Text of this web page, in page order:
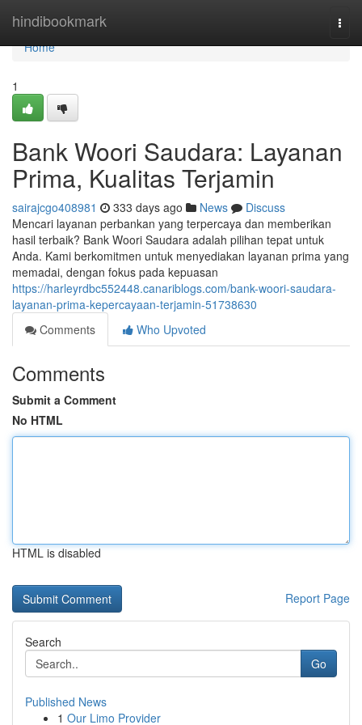
hindibookmark
Home
Home
1
Bank Woori Saudara: Layanan
Prima, Kualitas Terjamin
sairajcgo408981 333 days ago News
Discuss
Mencari layanan perbankan yang terpercaya dan memberikan
hasil terbaik? Bank Woori Saudara adalah pilihan tepat untuk
Anda. Kami berkomitmen untuk menyediakan layanan prima yang
memadai, dengan fokus pada kepuasan
https://harleyrdbc552448.canariblogs.com/bank-woori-saudara-
layanan-prima-kepercayaan-terjamin-51738630
Comments
Who Upvoted
Comments
Submit a Comment
No HTML
HTML is disabled
Report Page
Search
Go
Published News
1 Our Limo Provider